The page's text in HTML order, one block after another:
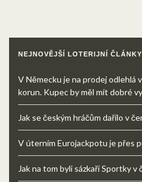
NEJNOVĚJŠÍ LOTERIJNÍ ČLÁNKY
V Německu je na prodej odlehlá
korun. Kupec by měl mít dobré
Jak se českým hráčům dařilo v
V úterním Eurojackpotu je přes
Jak na tom byli sázkaři Sportky v